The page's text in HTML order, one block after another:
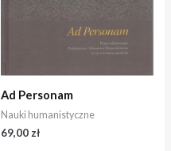
Ad Personam
Nauki humanistyczne
69,00 zł